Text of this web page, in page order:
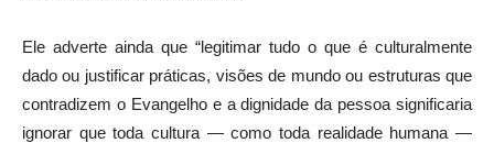
Ele adverte ainda que “legitimar tudo o que é culturalmente
dado ou justificar práticas, visões de mundo ou estruturas que
contradizem o Evangelho e a dignidade da pessoa significaria
ignorar que toda cultura — como toda realidade humana —